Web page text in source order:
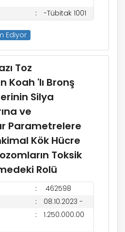
-Tübitak 1001
Ediyor
Toz
Koah 'lı Bronş
Silya
ve
Parametrelere
Kök Hücre
Toksik
Rolü
462598
08.10.2023 -
1.250.000.00